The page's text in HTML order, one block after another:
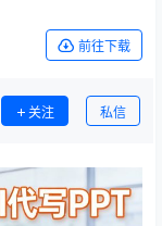
前往下载
关注 私信